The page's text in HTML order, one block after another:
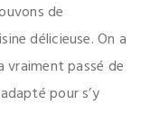
de
délicieuse. On a
passé de
pour s’y